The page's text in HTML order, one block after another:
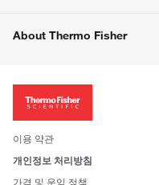
웹사이트 개선사항
About Thermo Fisher
투자자
사회적 책임
브랜드
이용 약관
개인정보 처리방침
가격 및 운임 정책